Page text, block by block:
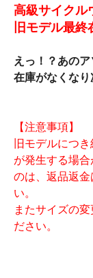
高級サイクル
旧モデル最
えっ！？あの
在庫がなくなり
【注意事項】
旧モデルにつ
が発生する場
のは、返品返
い。
またサイズの
ださい。